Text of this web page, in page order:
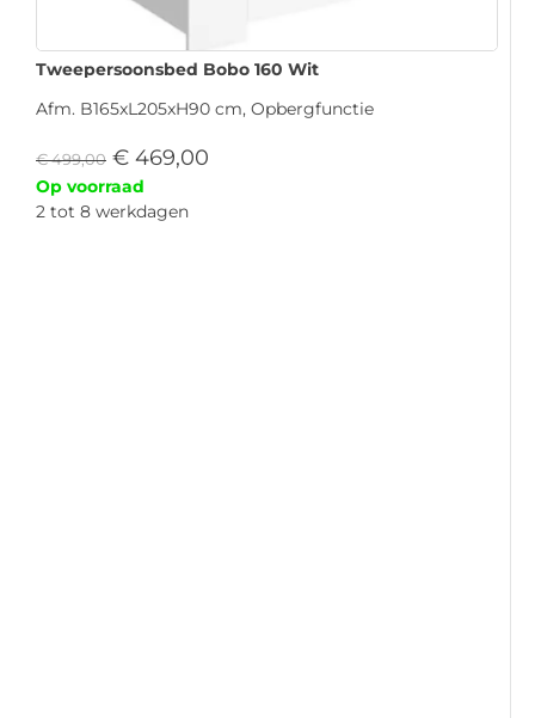
Tweepersoonsbed Bobo 160 Wit
Afm. B165xL205xH90 cm, Opbergfunctie
€499,00 € 469,00
Op voorraad
2 tot 8 werkdagen